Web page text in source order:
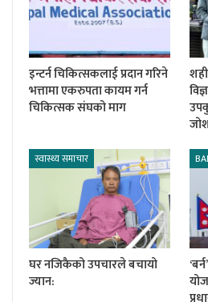
इन्टर्न चिकित्सकलाई प्रदान गरिने
भत्तामा एकरुपता कायम गर्न
चिकित्सक संघको माग
स्वास्थ्य समाचार
घर नजिकैको उपचारले बचायो
ज्यान: